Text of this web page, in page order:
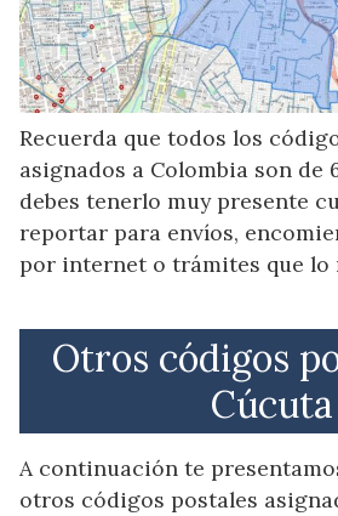
Recuerda que todos los
asignados a Colombia son de
debes tenerlo muy presente
reportar para envíos,
por internet o trámites que lo
Otros códigos
Cúcuta
A continuación te
otros códigos postales